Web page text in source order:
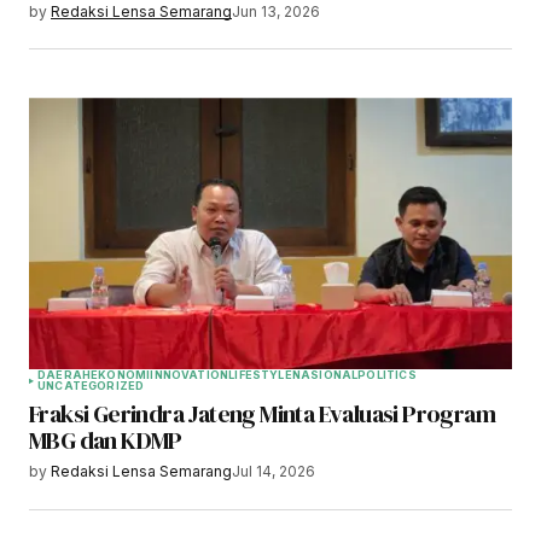
by Redaksi Lensa SemarangJun 13, 2026
DAERAHEKONOMIINNOVATIONLIFESTYLENASIONALPOLITICS
UNCATEGORIZED
Fraksi Gerindra Jateng Minta Evaluasi Program
MBG dan KDMP
by Redaksi Lensa SemarangJul 14, 2026